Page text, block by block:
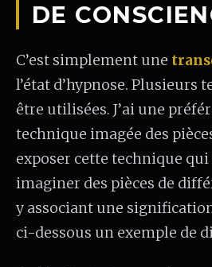
DE
C’est simplement une
l’état d’hypnose. Plusieurs
être utilisées. J’ai une
technique imagée des
exposer cette technique
imaginer des pièces de
y associant une
ci-dessous un exemple de